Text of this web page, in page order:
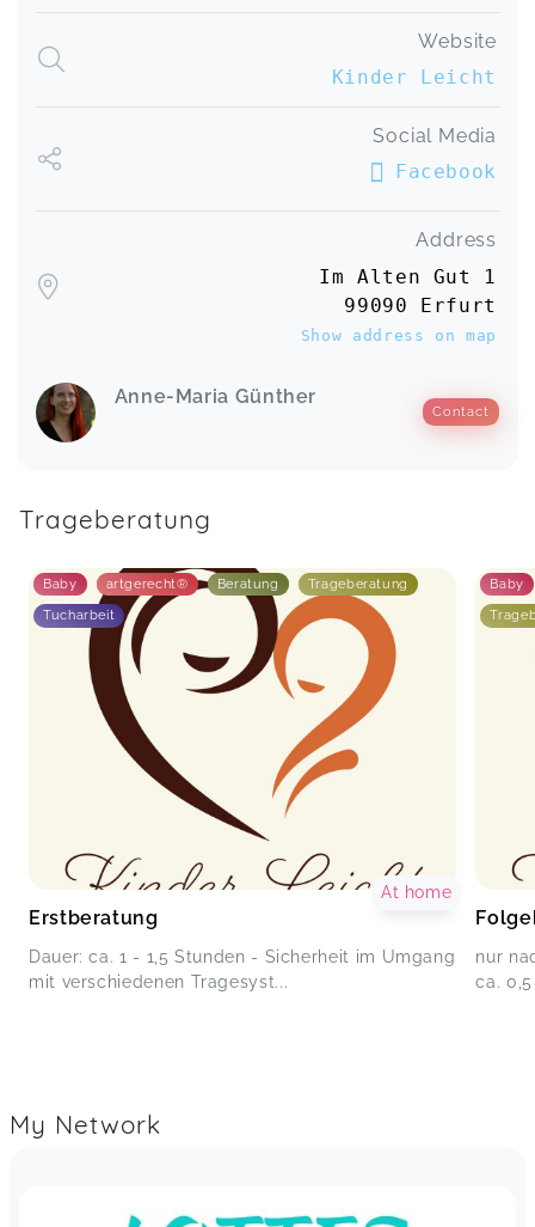
Website
Kinder Leicht
Social Media
Facebook
Address
Im Alten Gut 1
99090 Erfurt
Show address on map
Anne-Maria Günther
Contact
Trageberatung
Baby artgerecht® Beratung Trageberatung
Tucharbeit
Erstberatung
Dauer: ca. 1 - 1,5 Stunden - Sicherheit im Umgang
mit verschiedenen Tragesyst...
At home
Baby
nur
ca.
My Network